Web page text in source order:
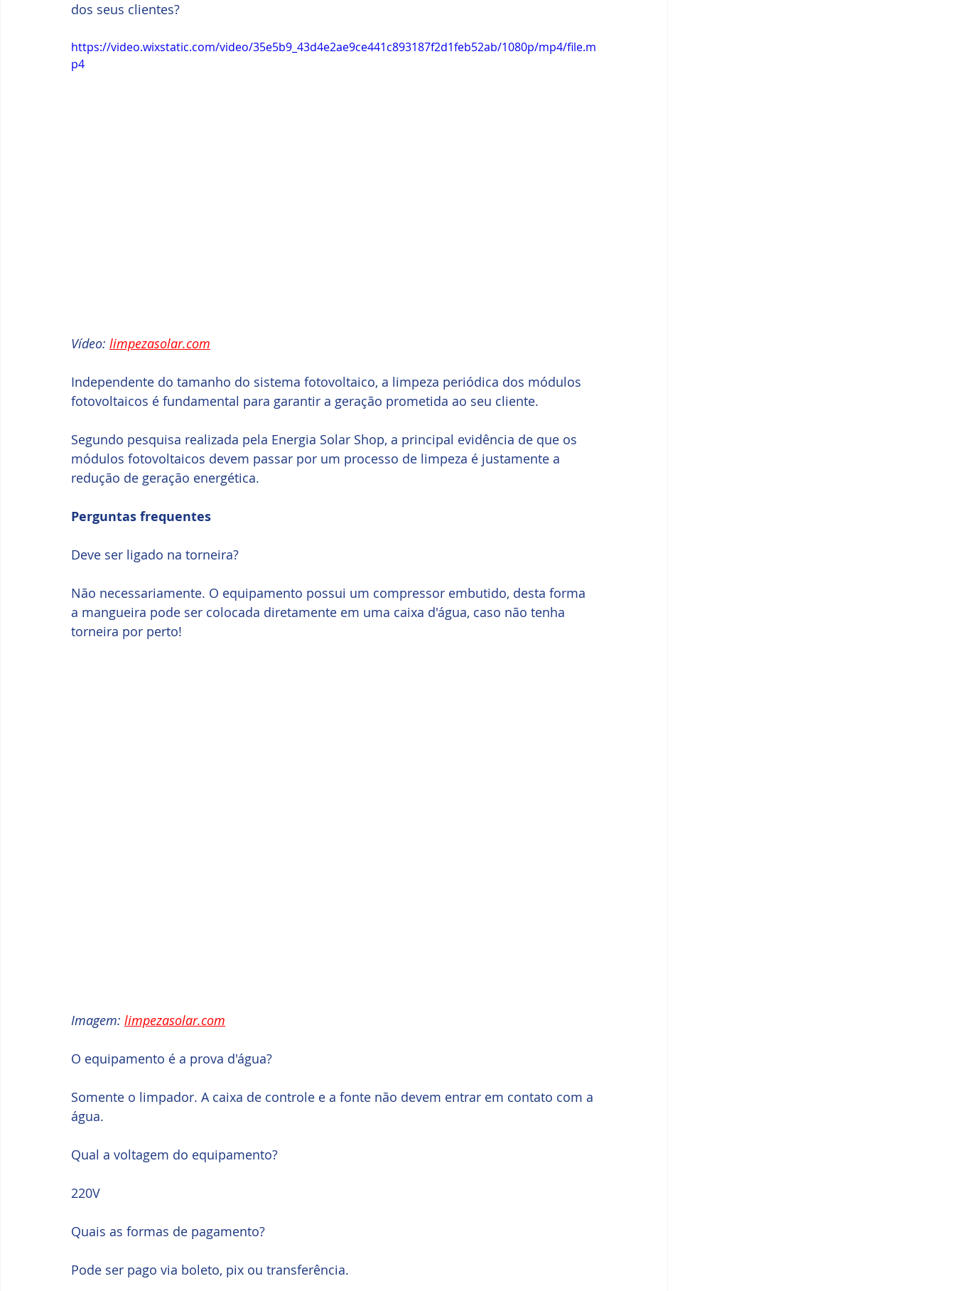
dos seus clientes?
https://video.wixstatic.com/video/35e5b9_43d4e2ae9ce441c893187f2d1feb52ab/1080p/mp4/file.m
p4
Vídeo: limpezasolar.com
Independente do tamanho do sistema fotovoltaico, a limpeza periódica dos módulos
fotovoltaicos é fundamental para garantir a geração prometida ao seu cliente.
Segundo pesquisa realizada pela Energia Solar Shop, a principal evidência de que os
módulos fotovoltaicos devem passar por um processo de limpeza é justamente a
redução de geração energética.
Perguntas frequentes
Deve ser ligado na torneira?
Não necessariamente. O equipamento possui um compressor embutido, desta forma
a mangueira pode ser colocada diretamente em uma caixa d'água, caso não tenha
torneira por perto!
Imagem: limpezasolar.com
O equipamento é a prova d'água?
Somente o limpador. A caixa de controle e a fonte não devem entrar em contato com a
água.
Qual a voltagem do equipamento?
220V
Quais as formas de pagamento?
Pode ser pago via boleto, pix ou transferência.